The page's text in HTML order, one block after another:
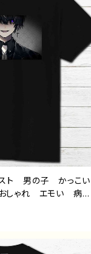
ト 男の子 かっこい
ゃれ エモい 病み
ンデレ 黒髪 メッシ
ピアス メンズ レ
絵師 クリエイター